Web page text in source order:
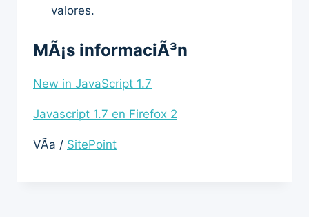
valores.
MÃ¡s informaciÃ³n
New in JavaScript 1.7
Javascript 1.7 en Firefox 2
VÃ­a / SitePoint